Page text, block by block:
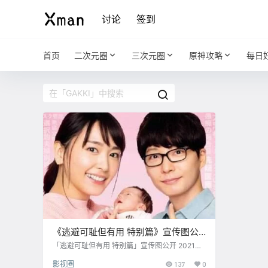
讨论 签到
首页 二次元圈 三次元圈 原神攻略 每日
《逃避可耻但有用 特别篇》宣传图公
开，2021年1月2日放送
「逃避可耻但有用 特别篇」宣传图公开 2021年1
影视圈
137 0